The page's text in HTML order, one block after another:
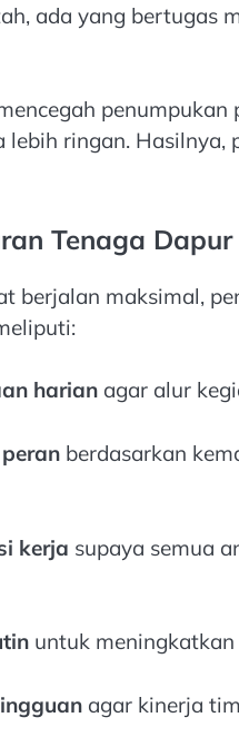
ada yang bertugas
lebih ringan.
Tenaga Dapur
berjalan maksimal,
harian agar alur
berdasarkan
kerja supaya semua
untuk
agar kinerja